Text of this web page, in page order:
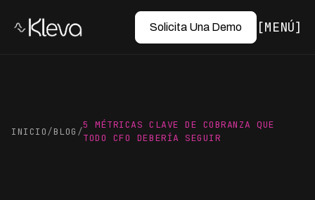
Solicita Una Demo MENÚ
INICIO/BLOG /
5 MÉTRICAS CLAVE DE COBRANZA QUE
TODO CFO DEBERÍA SEGUIR